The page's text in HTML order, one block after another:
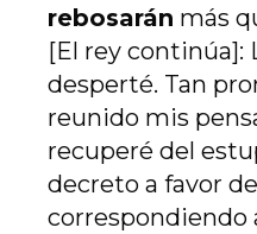
rebosarán más
[El rey continúa]:
desperté. Tan
reunido mis
recuperé del
decreto a favor
correspondiendo